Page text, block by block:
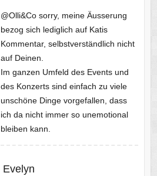
@Olli&Co sorry, meine Äusserung
bezog sich lediglich auf Katis
Kommentar, selbstverständlich nicht
auf Deinen.
Im ganzen Umfeld des Events und
des Konzerts sind einfach zu viele
unschöne Dinge vorgefallen, dass
ich da nicht immer so unemotional
bleiben kann.
Evelyn